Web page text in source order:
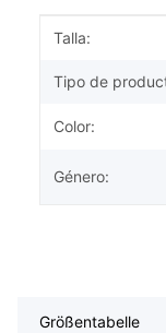
Talla:
Tipo de
Color:
Género:
Größentabelle